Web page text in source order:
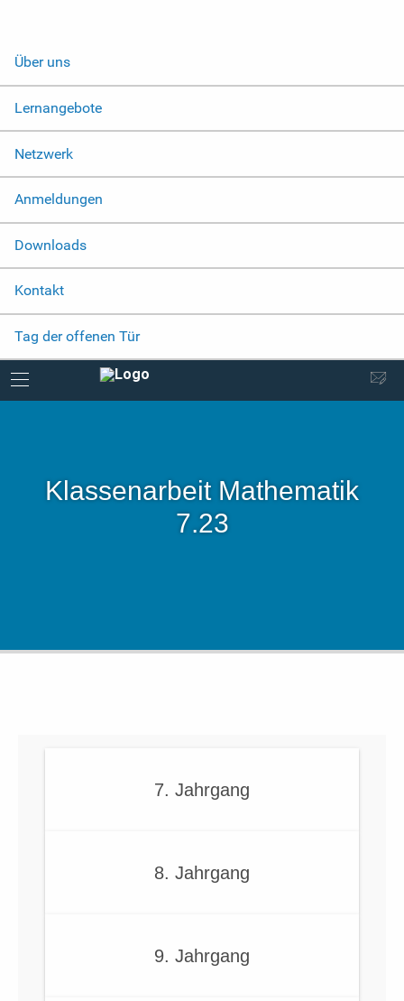
Über uns
Lernangebote
Netzwerk
Anmeldungen
Downloads
Kontakt
Tag der offenen Tür
Klassenarbeit Mathematik
7.23
7. Jahrgang
8. Jahrgang
9. Jahrgang